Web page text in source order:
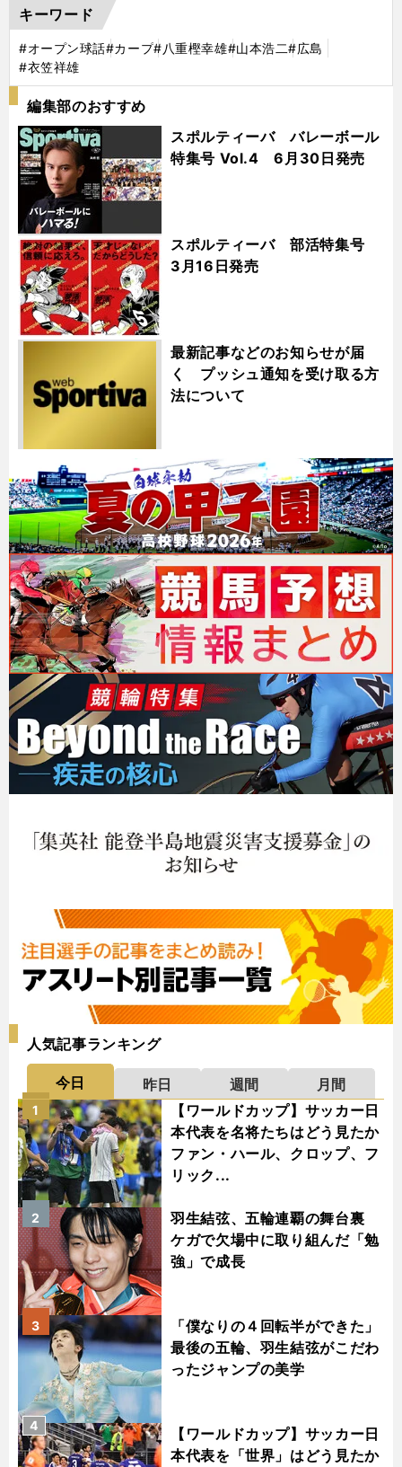
キーワード
#オープン球話#カープ#八重樫幸雄#山本浩二#広島
#衣笠祥雄
編集部のおすすめ
スポルティーバ バレーボール
特集号 Vol.4 6月30日発売
スポルティーバ 部活特集号
3月16日発売
最新記事などのお知らせが届
く プッシュ通知を受け取る方
法について
人気記事ランキング
今日 昨日 週間
月間
【ワールドカップ】サッカー日
本代表を名将たちはどう見たか
ファン・ハール、クロップ、フ
リック...
1
羽生結弦、五輪連覇の舞台裏
ケガで欠場中に取り組んだ「勉
強」で成長
2
「僕なりの４回転半ができた」
最後の五輪、羽生結弦がこだわ
ったジャンプの美学
3
【ワールドカップ】サッカー日
本代表を「世界」はどう見たか
4